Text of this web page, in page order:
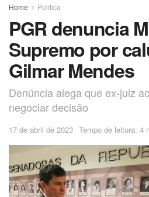
Home Política
PGR denuncia
Supremo por
Gilmar Mendes
Denúncia alega que ex-juiz
negociar decisão
17 de abril de 2023 Tempo de leitura: 4